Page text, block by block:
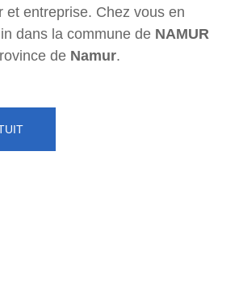
et entreprise. Chez vous en
dans la commune de NAMUR
de Namur.